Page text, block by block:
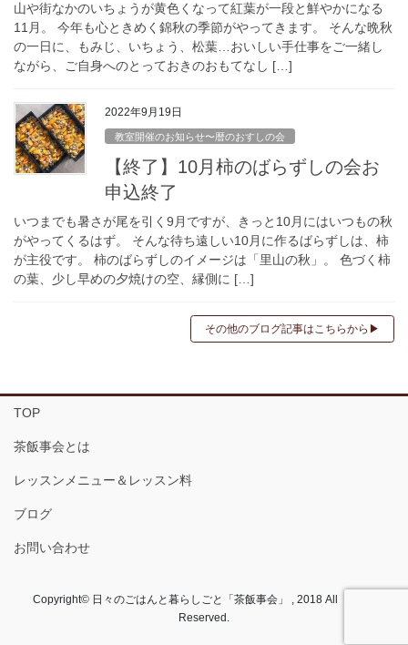
山や街なかのいちょうが黄色くなって紅葉が一段と鮮やかになる
11月。 今年も心ときめく錦秋の季節がやってきます。 そんな晩秋
の一日に、もみじ、いちょう、松葉…おいしい手仕事をご一緒し
ながら、ご自身へのとっておきのおもてなし […]
2022年9月19日
教室開催のお知らせ〜暦のおすしの会
【終了】10月柿のばらずしの会お
申込終了
いつまでも暑さが尾を引く9月ですが、きっと10月にはいつもの秋
がやってくるはず。 そんな待ち遠しい10月に作るばらずしは、柿
が主役です。 柿のばらずしのイメージは「里山の秋」。 色づく柿
の葉、少し早めの夕焼けの空、縁側に […]
その他のブログ記事はこちらから▶︎
TOP
茶飯事会とは
レッスンメニュー＆レッスン料
ブログ
お問い合わせ
Copyright© 日々のごはんと暮らしごと「茶飯事会」 , 2018 All Rights
Reserved.